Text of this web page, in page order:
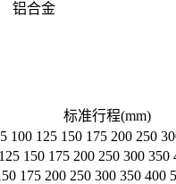
铝合金
标准行程(mm)
100 125 150 175 200 250
150 175 200 250 300 350
175 200 250 300 350 400